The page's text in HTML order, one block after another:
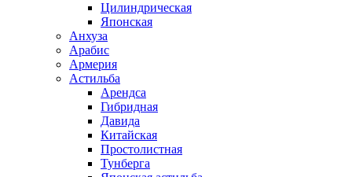
Цилиндрическая
Японская
Анхуза
Арабис
Армерия
Астильба
Арендса
Гибридная
Давида
Китайская
Простолистная
Тунберга